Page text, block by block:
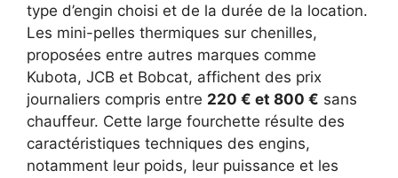
type d’engin choisi et de la durée de la location.
Les mini-pelles thermiques sur chenilles,
proposées entre autres marques comme
Kubota, JCB et Bobcat, affichent des prix
journaliers compris entre 220 € et 800 € sans
chauffeur. Cette large fourchette résulte des
caractéristiques techniques des engins,
notamment leur poids, leur puissance et les